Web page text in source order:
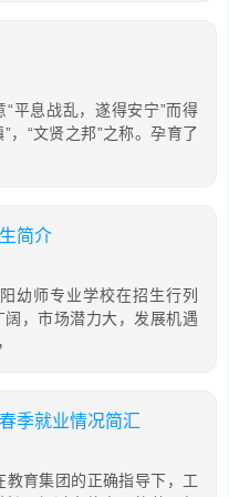
平息战乱，遂得安宁”而得
，“文贤之邦”之称。孕育了
简介
幼师专业学校在招生行列
，市场潜力大，发展机遇
季就业情况简汇
育集团的正确指导下，工